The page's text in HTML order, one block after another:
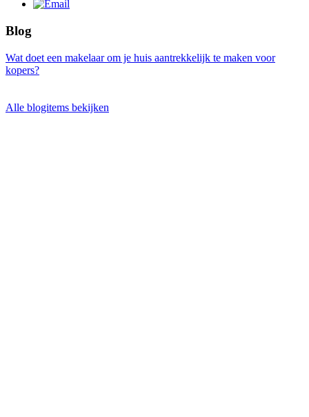
Blog
Wat doet een makelaar om je huis aantrekkelijk te maken voor
kopers?
Alle blogitems bekijken